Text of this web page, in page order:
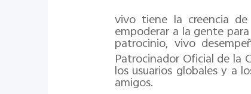
vivo tiene la creencia
empoderar a la gente
patrocinio, vivo
Patrocinador Oficial de la
los usuarios globales y a
amigos.